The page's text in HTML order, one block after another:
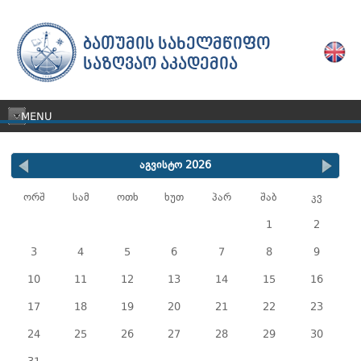
ᲑᲐᲗᲣᲛᲘᲡ ᲡᲐᲮᲔᲚᲛᲬᲘᲤᲝ
ᲡᲐᲖᲦᲕᲐᲝ ᲐᲙᲐᲓᲔᲛᲘᲐ
MENU
აგვისტო 2026
ორშ სამ ოთხ ხუთ პარ შაბ კვ
1 2
3 4 5 6 7 8 9
10 11 12 13 14 15 16
17 18 19 20 21 22 23
24 25 26 27 28 29 30